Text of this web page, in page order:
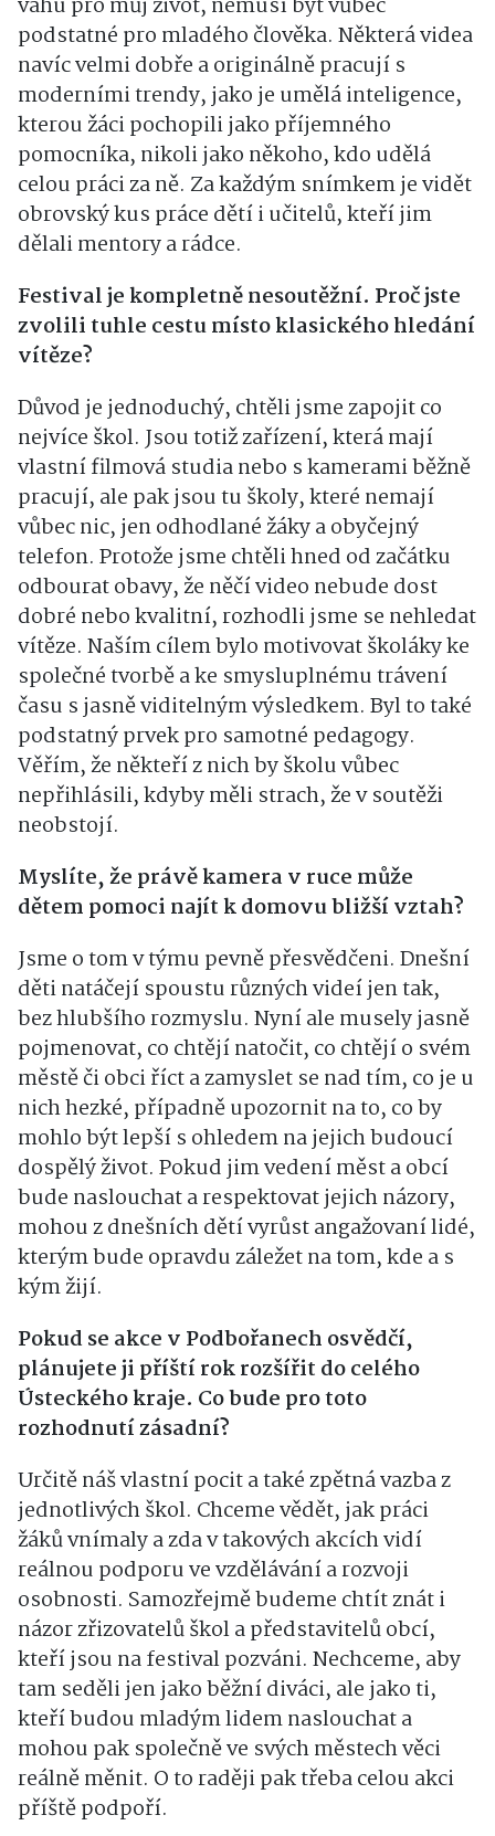
podstatné pro mladého člověka. Některá videa
navíc velmi dobře a originálně pracují s
moderními trendy, jako je umělá inteligence,
kterou žáci pochopili jako příjemného
pomocníka, nikoli jako někoho, kdo udělá
celou práci za ně. Za každým snímkem je vidět
obrovský kus práce dětí i učitelů, kteří jim
dělali mentory a rádce.
Festival je kompletně nesoutěžní. Proč jste
zvolili tuhle cestu místo klasického hledání
vítěze?
Důvod je jednoduchý, chtěli jsme zapojit co
nejvíce škol. Jsou totiž zařízení, která mají
vlastní filmová studia nebo s kamerami běžně
pracují, ale pak jsou tu školy, které nemají
vůbec nic, jen odhodlané žáky a obyčejný
telefon. Protože jsme chtěli hned od začátku
odbourat obavy, že něčí video nebude dost
dobré nebo kvalitní, rozhodli jsme se nehledat
vítěze. Naším cílem bylo motivovat školáky ke
společné tvorbě a ke smysluplnému trávení
času s jasně viditelným výsledkem. Byl to také
podstatný prvek pro samotné pedagogy.
Věřím, že někteří z nich by školu vůbec
nepřihlásili, kdyby měli strach, že v soutěži
neobstojí.
Myslíte, že právě kamera v ruce může
dětem pomoci najít k domovu bližší vztah?
Jsme o tom v týmu pevně přesvědčeni. Dnešní
děti natáčejí spoustu různých videí jen tak,
bez hlubšího rozmyslu. Nyní ale musely jasně
pojmenovat, co chtějí natočit, co chtějí o svém
městě či obci říct a zamyslet se nad tím, co je u
nich hezké, případně upozornit na to, co by
mohlo být lepší s ohledem na jejich budoucí
dospělý život. Pokud jim vedení měst a obcí
bude naslouchat a respektovat jejich názory,
mohou z dnešních dětí vyrůst angažovaní lidé,
kterým bude opravdu záležet na tom, kde a s
kým žijí.
Pokud se akce v Podbořanech osvědčí,
plánujete ji příští rok rozšířit do celého
Ústeckého kraje. Co bude pro toto
rozhodnutí zásadní?
Určitě náš vlastní pocit a také zpětná vazba z
jednotlivých škol. Chceme vědět, jak práci
žáků vnímaly a zda v takových akcích vidí
reálnou podporu ve vzdělávání a rozvoji
osobnosti. Samozřejmě budeme chtít znát i
názor zřizovatelů škol a představitelů obcí,
kteří jsou na festival pozváni. Nechceme, aby
tam seděli jen jako běžní diváci, ale jako ti,
kteří budou mladým lidem naslouchat a
mohou pak společně ve svých městech věci
reálně měnit. O to raději pak třeba celou akci
příště podpoří.